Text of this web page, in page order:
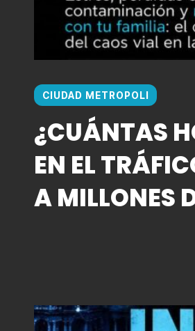
CIUDAD METROPOLI
¿CUÁNTAS
EN EL
A MILLONES